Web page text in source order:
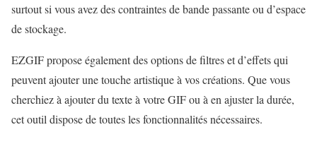
surtout si vous avez des contraintes de bande passante ou d’espace
de stockage.
EZGIF propose également des options de filtres et d’effets qui
peuvent ajouter une touche artistique à vos créations. Que vous
cherchiez à ajouter du texte à votre GIF ou à en ajuster la durée,
cet outil dispose de toutes les fonctionnalités nécessaires.